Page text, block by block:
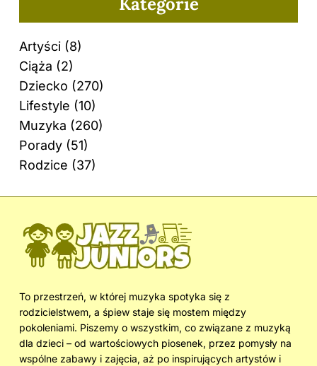
Artyści (8)
Ciąża (2)
Dziecko (270)
Lifestyle (10)
Muzyka (260)
Porady (51)
Rodzice (37)
To przestrzeń, w której muzyka spotyka się z
rodzicielstwem, a śpiew staje się mostem między
pokoleniami. Piszemy o wszystkim, co związane z muzyką
dla dzieci – od wartościowych piosenek, przez pomysły na
wspólne zabawy i zajęcia, aż po inspirujących artystów i